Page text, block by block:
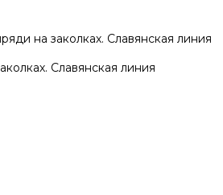
Славянская линия